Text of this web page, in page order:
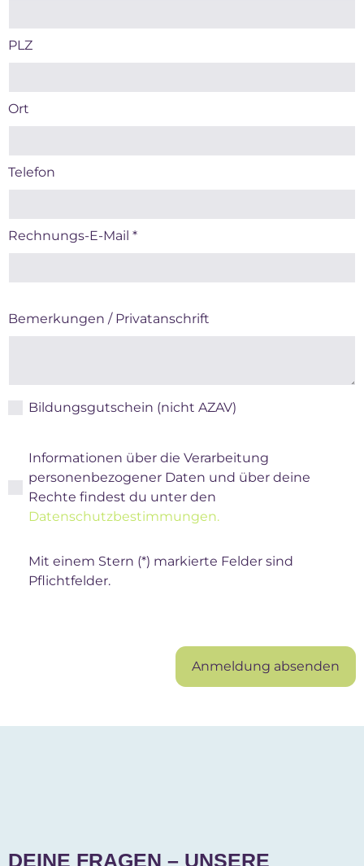
PLZ
Ort
Telefon
Rechnungs-E-Mail *
Bemerkungen / Privatanschrift
Bildungsgutschein (nicht AZAV)
Informationen über die Verarbeitung
personenbezogener Daten und über deine
Rechte findest du unter den
Datenschutzbestimmungen.
Mit einem Stern (*) markierte Felder sind
Pflichtfelder.
Anmeldung absenden
DEINE FRAGEN – UNSERE